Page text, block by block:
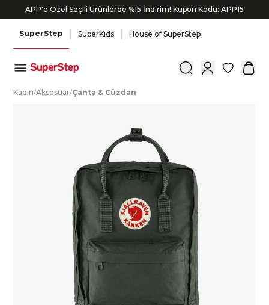
APP'e Özel Seçili Ürünlerde %15 İndirim! Kupon Kodu: APP15
SuperStep SuperKids House of SuperStep
0
Kadın/Aksesuar/Çanta & Cüzdan